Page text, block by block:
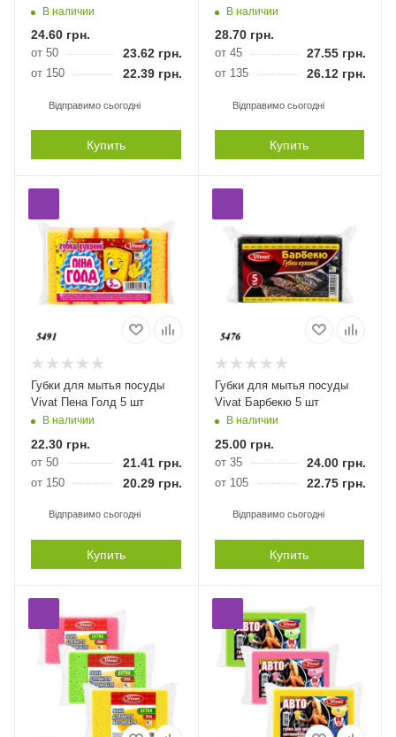
В наличии
24.60 грн.
от 50 23.62 грн.
от 150 22.39 грн.
Відправимо сьогодні
Купить
В наличии
28.70грн.
от 45 27.55грн.
от 135 26.12грн.
Відправимо сьогодні
Купить
Губки для мытья посуды
Vivat Пена Голд 5 шт
В наличии
22.30 грн.
от 50 21.41 грн.
от 150 20.29 грн.
Відправимо сьогодні
Купить
Губки для мытья посуды
Vivat Барбекю 5 шт
В наличии
25.00грн.
от 35 24.00грн.
от 105 22.75грн.
Відправимо сьогодні
Купить